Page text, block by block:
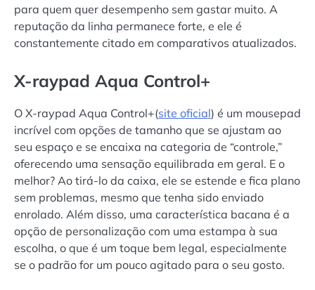
para quem quer desempenho sem gastar muito. A
reputação da linha permanece forte, e ele é
constantemente citado em comparativos atualizados.
X-raypad Aqua Control+
O X-raypad Aqua Control+(site oficial) é um mousepad
incrível com opções de tamanho que se ajustam ao
seu espaço e se encaixa na categoria de “controle,”
oferecendo uma sensação equilibrada em geral. E o
melhor? Ao tirá-lo da caixa, ele se estende e fica plano
sem problemas, mesmo que tenha sido enviado
enrolado. Além disso, uma característica bacana é a
opção de personalização com uma estampa à sua
escolha, o que é um toque bem legal, especialmente
se o padrão for um pouco agitado para o seu gosto.